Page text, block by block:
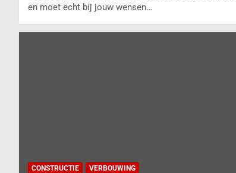
en moet echt bij jouw wensen…
CONSTRUCTIE VERBOUWING